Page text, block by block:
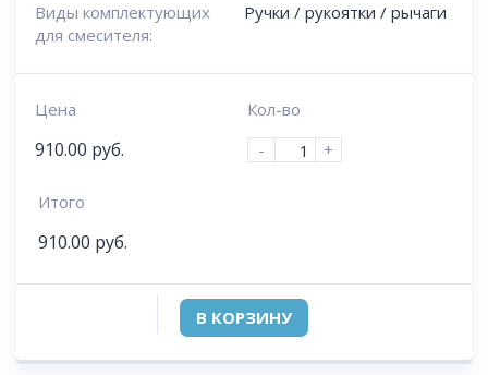
Виды комплектующих
для смесителя:
Ручки / рукоятки / рычаги
Цена
910.00 руб.
Кол-во
-
+
Итого
910.00 руб.
В КОРЗИНУ